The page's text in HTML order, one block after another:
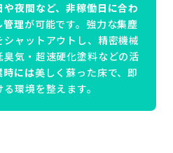
や夜間など、非稼働日に合わ
管理が可能です。強力な集塵
ャットアウトし、精密機械
気・超速硬化塗料などの活
時には美しく蘇った床で、即
環境を整えます。